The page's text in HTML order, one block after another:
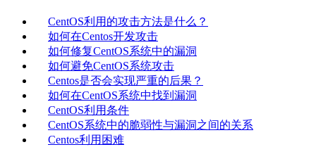
CentOS利用的攻击方法是什么？
如何在Centos开发攻击
如何修复CentOS系统中的漏洞
如何避免CentOS系统攻击
Centos是否会实现严重的后果？
如何在CentOS系统中找到漏洞
CentOS利用条件
CentOS系统中的脆弱性与漏洞之间的关系
Centos利用困难